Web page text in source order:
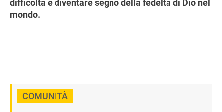
difficoltà e diventare segno della fedeltà di Dio nel
mondo.
COMUNITÀ